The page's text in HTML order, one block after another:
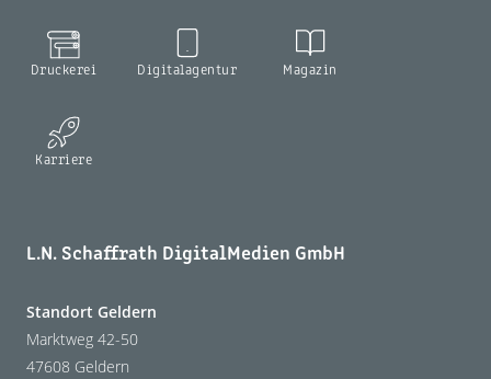
Druckerei Digitalagentur Magazin
Karriere
L.N. Schaffrath DigitalMedien GmbH
Standort Geldern
Marktweg 42-50
47608 Geldern